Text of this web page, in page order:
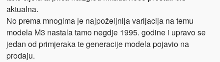
aktualna.
No prema mnogima je najpoželjnija varijacija na temu
modela M3 nastala tamo negdje 1995. godine i upravo se
jedan od primjeraka te generacije modela pojavio na
prodaju.